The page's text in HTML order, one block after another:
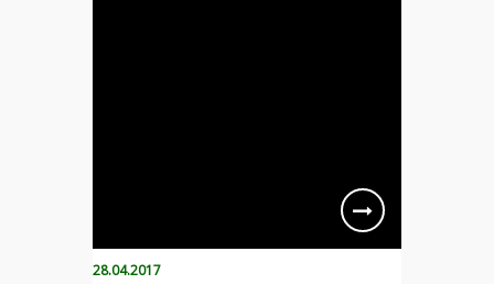
28.04.2017